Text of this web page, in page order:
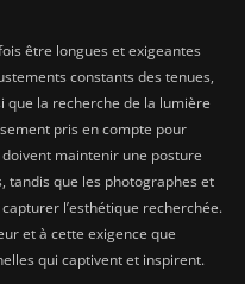
être longues et exigeantes
constants des tenues,
la recherche de la lumière
pris en compte pour
maintenir une posture
tandis que les photographes et
l’esthétique recherchée.
et à cette exigence que
qui captivent et inspirent.